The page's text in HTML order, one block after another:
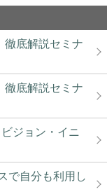
徹底解説セミナ
徹底解説セミナ
ジョン・イニ
で自分も利用し